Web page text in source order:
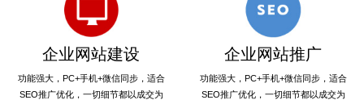
企业网站建设
功能强大，PC+手机+微信同步，适合
SEO推广优化，一切细节都以成交为
企业网站推广
功能强大，PC+手机+微信同步，适合
SEO推广优化，一切细节都以成交为